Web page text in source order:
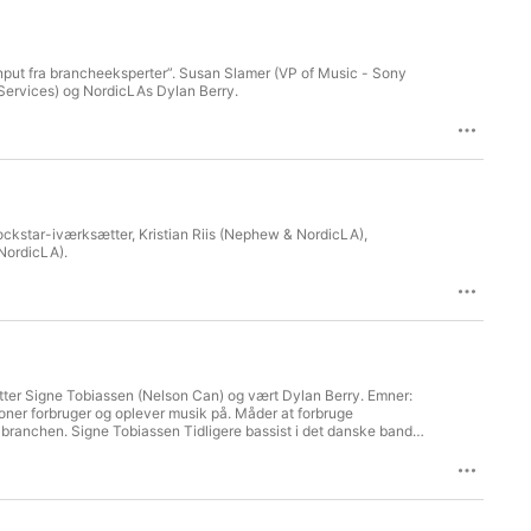
fra brancheeksperter”. Susan Slamer (VP of Music - Sony
og NordicLAs Dylan Berry.
iværksætter, Kristian Riis (Nephew & NordicLA),
Signe Tobiassen (Nelson Can) og vært Dylan Berry. Emner:
oplever musik på. Måder at forbruge
Signe Tobiassen Tidligere bassist i det danske band
for en it-virksomhed, Musikundervisning.dk, der kører en